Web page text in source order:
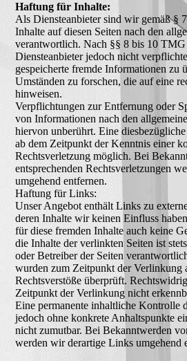
Haftung für Inhalte:
Als Diensteanbieter sind wir gemäß §
Inhalte auf diesen Seiten nach den
verantwortlich. Nach §§ 8 bis 10
Diensteanbieter jedoch nicht
gespeicherte fremde Informationen zu
Umständen zu forschen, die auf eine
hinweisen.
Verpflichtungen zur Entfernung oder
von Informationen nach den
hiervon unberührt. Eine
ab dem Zeitpunkt der Kenntnis einer
Rechtsverletzung möglich. Bei
entsprechenden Rechtsverletzungen
umgehend entfernen.
Haftung für Links:
Unser Angebot enthält Links zu
deren Inhalte wir keinen Einfluss
für diese fremden Inhalte auch keine
die Inhalte der verlinkten Seiten ist
oder Betreiber der Seiten
wurden zum Zeitpunkt der Verlinkung
Rechtsverstöße überprüft.
Zeitpunkt der Verlinkung nicht
Eine permanente inhaltliche Kontrolle
jedoch ohne konkrete Anhaltspunkte
nicht zumutbar. Bei Bekanntwerden
werden wir derartige Links umgehend